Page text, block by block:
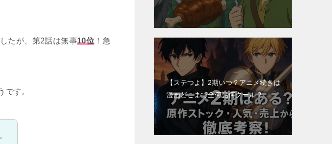
たが、第2話は無事10位 ！急
です。
【ステつよ】2期いつ？アニメ続きは
漫画どこまで全何話何クール？